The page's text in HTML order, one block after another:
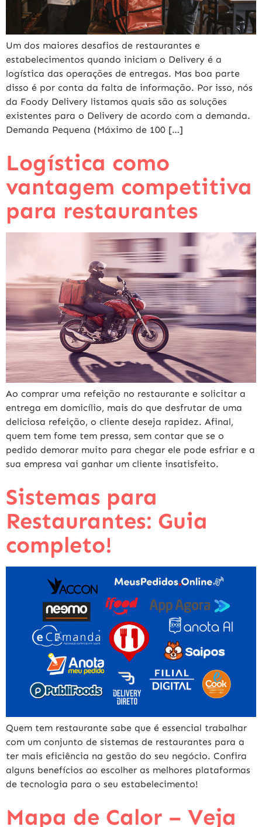
Um dos maiores desafios de restaurantes e
estabelecimentos quando iniciam o Delivery é a
logística das operações de entregas. Mas boa parte
disso é por conta da falta de informação. Por isso, nós
da Foody Delivery listamos quais são as soluções
existentes para o Delivery de acordo com a demanda.
Demanda Pequena (Máximo de 100 […]
Logística como
vantagem competitiva
para restaurantes
Ao comprar uma refeição no restaurante e solicitar a
entrega em domicílio, mais do que desfrutar de uma
deliciosa refeição, o cliente deseja rapidez. Afinal,
quem tem fome tem pressa, sem contar que se o
pedido demorar muito para chegar ele pode esfriar e a
sua empresa vai ganhar um cliente insatisfeito.
Sistemas para
Restaurantes: Guia
completo!
Quem tem restaurante sabe que é essencial trabalhar
com um conjunto de sistemas de restaurantes para a
ter mais eficiência na gestão do seu negócio. Confira
alguns benefícios ao escolher as melhores plataformas
de tecnologia para o seu estabelecimento!
Mapa de Calor – Veja